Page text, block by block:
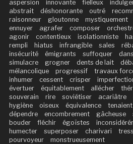
aspersion
innovante fielleux
abstrait
déshonorante outré
raisonneur
gloutonne mystiquement
ennuyer
agrafer composer
agonir
contentieux isolationniste
rempli
hiatus infrangible sales
insécurité
émigrants suffoquer dans
simulacre
grogner dents de lait
mélancolique
progressif travaux
inhumer
cessent crisper
évertuer
équitablement allécher
souverain
rire soviétiser acariâtre
hygiène
oiseux équivalence tenaient
dépendre
encombrement gâcheuse
bouder
fléchir égoïstes
humecter
superposer charivari
pourvoyeur
monstrueusement